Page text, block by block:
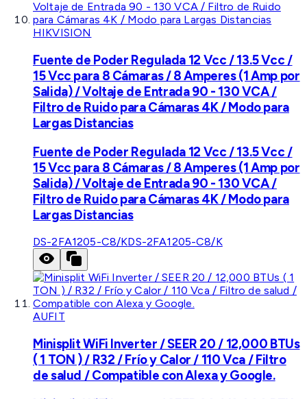
HIKVISION
Fuente de Poder Regulada 12 Vcc / 13.5 Vcc /
15 Vcc para 8 Cámaras / 8 Amperes (1 Amp por
Salida) / Voltaje de Entrada 90 - 130 VCA /
Filtro de Ruido para Cámaras 4K / Modo para
Largas Distancias
Fuente de Poder Regulada 12 Vcc / 13.5 Vcc /
15 Vcc para 8 Cámaras / 8 Amperes (1 Amp por
Salida) / Voltaje de Entrada 90 - 130 VCA /
Filtro de Ruido para Cámaras 4K / Modo para
Largas Distancias
DS-2FA1205-C8/KDS-2FA1205-C8/K
AUFIT
Minisplit WiFi Inverter / SEER 20 / 12,000 BTUs
( 1 TON ) / R32 / Frío y Calor / 110 Vca / Filtro
de salud / Compatible con Alexa y Google.